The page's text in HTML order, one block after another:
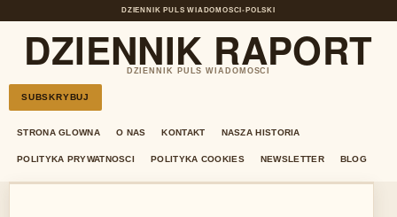
DZIENNIK PULS WIADOMOSCI• POLSKI
DZIENNIK RAPORT
DZIENNIK PULS WIADOMOSCI
SUBSKRYBUJ
STRONA GLOWNA O NAS KONTAKT NASZA HISTORIA
POLITYKA PRYWATNOSCI POLITYKA COOKIES NEWSLETTER BLOG